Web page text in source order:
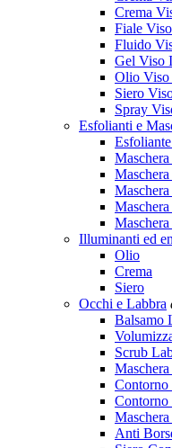
Crema
Fiale
Fluido
Gel Viso
Olio Viso
Siero
Spray
Esfolianti e
Illuminanti ed
Olio
Crema
Siero
Occhi e Labbra
Balsamo
Scrub
Contorno
Anti